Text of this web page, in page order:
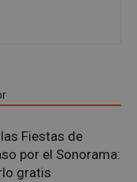
Fiestas de
por el Sonorama:
gratis
5 meses 4
semanas